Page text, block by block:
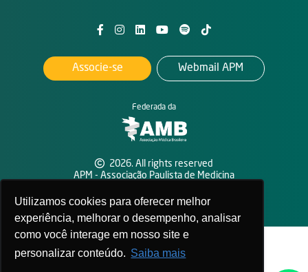
Utilizamos cookies para oferecer melhor
experiência, melhorar o desempenho, analisar
como você interage em nosso site e
personalizar conteúdo. Saiba mais
2026. All rights reserved
APM - Associação Paulista de Medicina
Federada da
Associe-se Webmail APM